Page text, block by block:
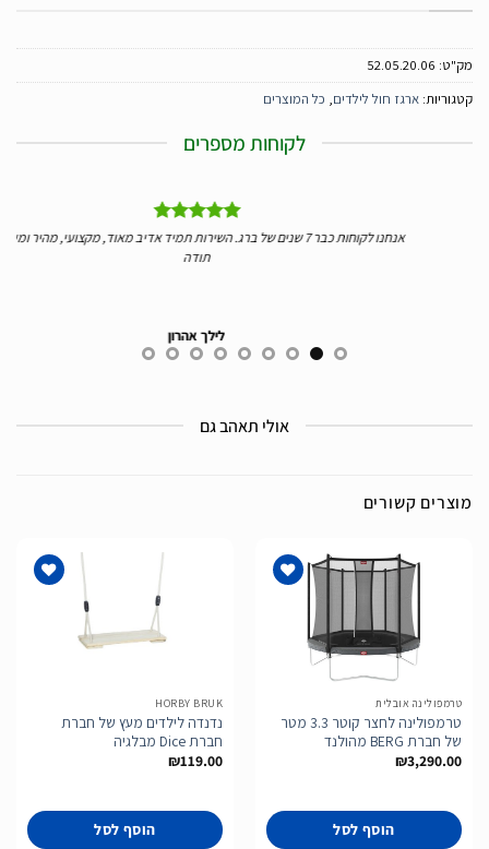
מק"ט: 52.05.20.06
קטגוריות: ארגז חול לילדים, כל המוצרים
לקוחות מספרים
אנחנו לקוחות כבר 7 שנים של ברג. השירות תמיד אדיב מאוד, מקצועי, מהיר ומעולה.
לילך אהרון
אולי תאהב גם
מוצרים קשורים
טרמפולינה אובלית
טרמפולינה לחצר קוטר 3.3 מטר
של חברת BERG מהולנד
₪3,290.00
הוסף לסל
HORBY BRUK
נדנדה לילדים מעץ של חברת
חברת Dice מבלגיה
₪119.00
הוסף לסל